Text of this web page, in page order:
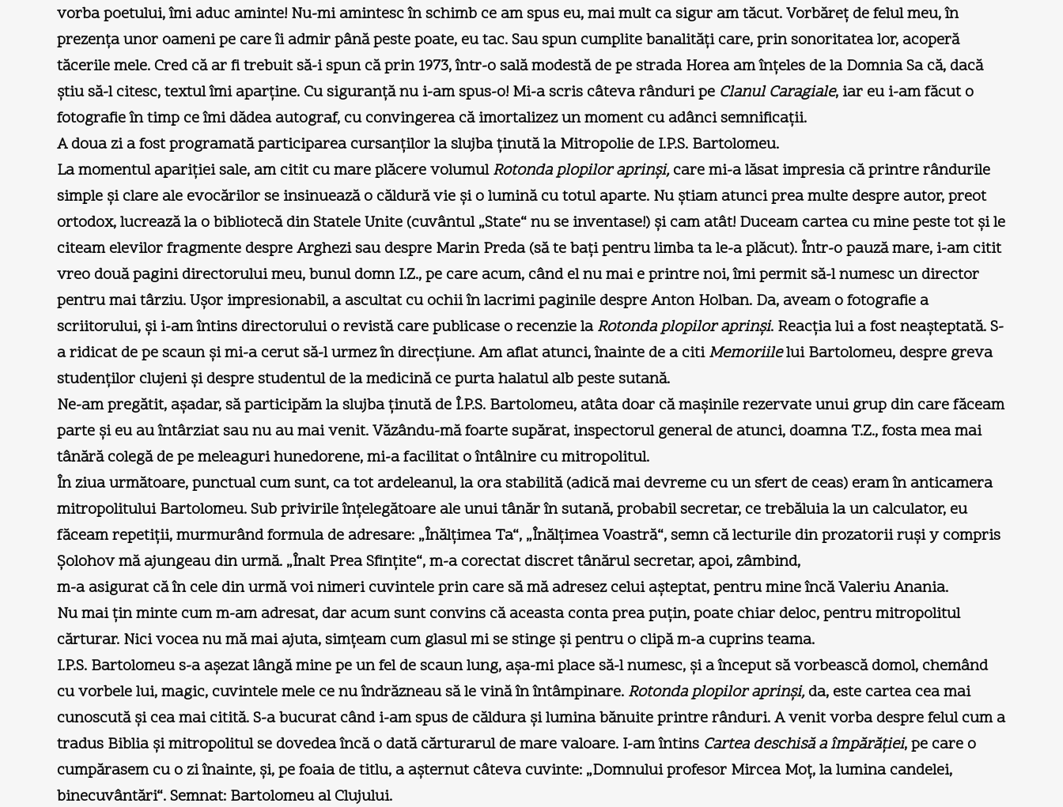
vorba poetului, îmi aduc aminte! Nu-mi amintesc în schimb ce am spus eu, mai mult ca sigur am tăcut. Vorbăreț de felul meu, în
prezența unor oameni pe care îi admir până peste poate, eu tac. Sau spun cumplite banalități care, prin sonoritatea lor, acoperă
tăcerile mele. Cred că ar fi trebuit să-i spun că prin 1973, într-o sală modestă de pe strada Horea am înțeles de la Domnia Sa că, dacă
știu să-l citesc, textul îmi aparține. Cu siguranță nu i-am spus-o! Mi-a scris câteva rânduri pe Clanul Caragiale, iar eu i-am făcut o
fotografie în timp ce îmi dădea autograf, cu convingerea că imortalizez un moment cu adânci semnificații.
A doua zi a fost programată participarea cursanților la slujba ținută la Mitropolie de I.P.S. Bartolomeu.
La momentul apariției sale, am citit cu mare plăcere volumulRotonda plopilor aprinși,care mi-a lăsat impresia că printre rândurile
simple și clare ale evocărilor se insinuează o căldură vie și o lumină cu totul aparte. Nu știam atunci prea multe despre autor, preot
ortodox, lucrează la o bibliotecă din Statele Unite (cuvântul „State“ nu se inventase!) și cam atât! Duceam cartea cu mine peste tot și le
citeam elevilor fragmente despre Arghezi sau despre Marin Preda (să te bați pentru limba ta le-a plăcut). Într-o pauză mare, i-am citit
vreo două pagini directorului meu, bunul domn I.Z., pe care acum, când el nu mai e printre noi, îmi permit să-l numesc un director
pentru mai târziu. Ușor impresionabil, a ascultat cu ochii în lacrimi paginile despre Anton Holban. Da, aveam o fotografie a
scriitorului, și i-am întins directorului o revistă care publicase o recenzie laRotonda plopilor aprinși. Reacția lui a fost neașteptată. S-
a ridicat de pe scaun și mi-a cerut să-l urmez în direcțiune. Am aflat atunci, înainte de a citiMemoriilelui Bartolomeu, despre greva
studenților clujeni și despre studentul de la medicină ce purta halatul alb peste sutană.
Ne-am pregătit, așadar, să participăm la slujba ținută de Î.P.S. Bartolomeu, atâta doar că mașinile rezervate unui grup din care făceam
parte și eu au întârziat sau nu au mai venit. Văzându-mă foarte supărat, inspectorul general de atunci, doamna T.Z., fosta mea mai
tânără colegă de pe meleaguri hunedorene, mi-a facilitat o întâlnire cu mitropolitul.
În ziua următoare, punctual cum sunt, ca tot ardeleanul, la ora stabilită (adică mai devreme cu un sfert de ceas) eram în anticamera
mitropolitului Bartolomeu. Sub privirile înțelegătoare ale unui tânăr în sutană, probabil secretar, ce trebăluia la un calculator, eu
făceam repetiții, murmurând formula de adresare: „Înălțimea Ta“, „Înălțimea Voastră“, semn că lecturile din prozatorii ruși y compris
Șolohov mă ajungeau din urmă. „Înalt Prea Sfințite“, m-a corectat discret tânărul secretar, apoi, zâmbind,
m-a asigurat că în cele din urmă voi nimeri cuvintele prin care să mă adresez celui așteptat, pentru mine încă Valeriu Anania.
Nu mai țin minte cum m-am adresat, dar acum sunt convins că aceasta conta prea puțin, poate chiar deloc, pentru mitropolitul
cărturar. Nici vocea nu mă mai ajuta, simțeam cum glasul mi se stinge și pentru o clipă m-a cuprins teama.
I.P.S. Bartolomeu s-a așezat lângă mine pe un fel de scaun lung, așa-mi place să-l numesc, și a început să vorbească domol, chemând
cu vorbele lui, magic, cuvintele mele ce nu îndrăzneau să le vină în întâmpinare. Rotonda plopilor aprinși,da, este cartea cea mai
cunoscută și cea mai citită. S-a bucurat când i-am spus de căldura și lumina bănuite printre rânduri. A venit vorba despre felul cum a
tradus Biblia și mitropolitul se dovedea încă o dată cărturarul de mare valoare. I-am întins Cartea deschisă a împărăției, pe care o
cumpărasem cu o zi înainte, și, pe foaia de titlu, a așternut câteva cuvinte: „Domnului profesor Mircea Moț, la lumina candelei,
binecuvântări“. Semnat: Bartolomeu al Clujului.